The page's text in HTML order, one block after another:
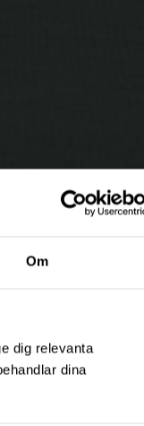
Om
dig relevanta
dina